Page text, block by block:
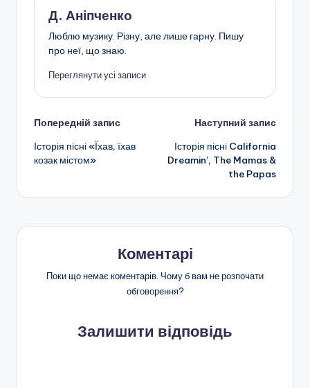
Д. Аніпченко
Люблю музику. Різну, але лише гарну. Пишу
про неї, що знаю.
Переглянути усі записи
Навігація
по
Попередній запис
Історія пісні «Їхав, їхав
козак містом»
Наступний запис
Історія пісні California
Dreamin’, The Mamas &
the Papas
Коментарі
Поки що немає коментарів. Чому б вам не розпочати
обговорення?
Залишити відповідь